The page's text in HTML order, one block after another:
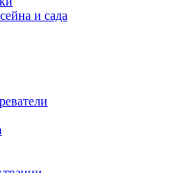
и сада